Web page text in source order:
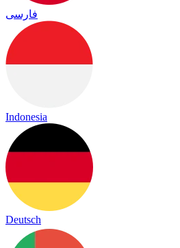
فارسی
Indonesia
Deutsch